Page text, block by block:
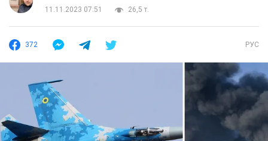
11.11.2023 07:51
26,5 т.
372 РУС